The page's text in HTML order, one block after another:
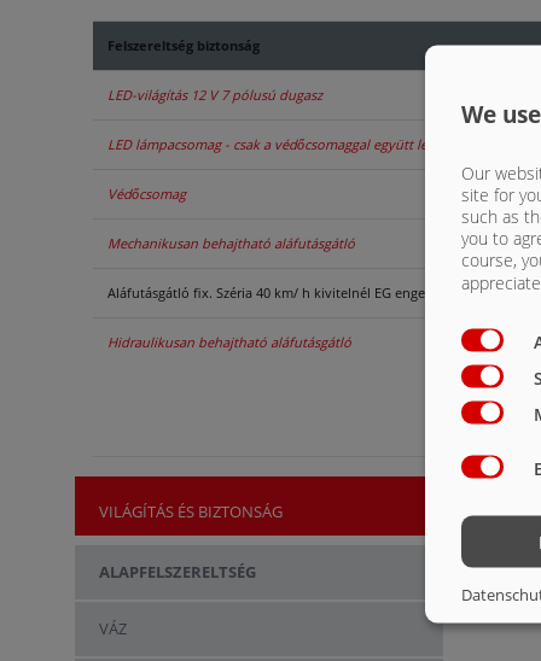
Felszereltség biztonság
LED-világítás 12 V 7 pólusú dugasz
LED lámpacsomag - csak a védőcsomaggal együtt lehetséges
Védőcsomag
Mechanikusan behajtható aláfutásgátló
Aláfutásgátló fix. Széria 40 km/ h kivitelnél EG engedéllyel
Hidraulikusan behajtható aláfutásgátló
VILÁGÍTÁS ÉS BIZTONSÁG
ALAPFELSZERELTSÉG
VÁZ
We
Our
site for
such as
you to
course,